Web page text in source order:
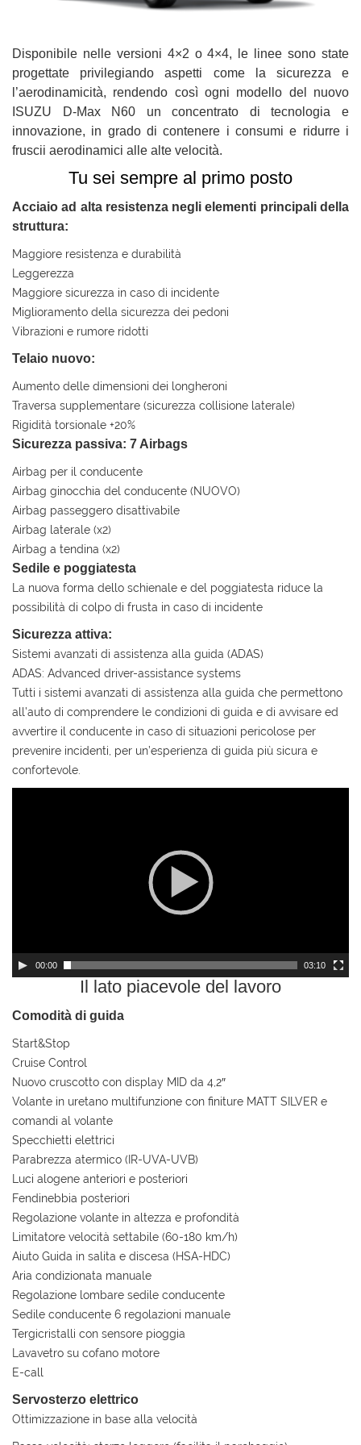
Disponibile nelle versioni 4×2 o 4×4, le linee sono state
progettate privilegiando aspetti come la sicurezza e
l’aerodinamicità, rendendo così ogni modello del nuovo
ISUZU D-Max N60 un concentrato di tecnologia e
innovazione, in grado di contenere i consumi e ridurre i
fruscii aerodinamici alle alte velocità.
Tu sei sempre al primo posto
Acciaio ad alta resistenza negli elementi principali della
struttura:
Maggiore resistenza e durabilità
Leggerezza
Maggiore sicurezza in caso di incidente
Miglioramento della sicurezza dei pedoni
Vibrazioni e rumore ridotti
Telaio nuovo:
Aumento delle dimensioni dei longheroni
Traversa supplementare (sicurezza collisione laterale)
Rigidità torsionale +20%
Sicurezza passiva: 7 Airbags
Airbag per il conducente
Airbag ginocchia del conducente (NUOVO)
Airbag passeggero disattivabile
Airbag laterale (x2)
Airbag a tendina (x2)
Sedile e poggiatesta
La nuova forma dello schienale e del poggiatesta riduce la
possibilità di colpo di frusta in caso di incidente
Sicurezza attiva:
Sistemi avanzati di assistenza alla guida (ADAS)
ADAS: Advanced driver-assistance systems
Tutti i sistemi avanzati di assistenza alla guida che permettono
all’auto di comprendere le condizioni di guida e di avvisare ed
avvertire il conducente in caso di situazioni pericolose per
prevenire incidenti, per un’esperienza di guida più sicura e
confortevole.
00:00 03:10
Il lato piacevole del lavoro
Comodità di guida
Start&Stop
Cruise Control
Nuovo cruscotto con display MID da 4,2″
Volante in uretano multifunzione con finiture MATT SILVER e
comandi al volante
Specchietti elettrici
Parabrezza atermico (IR-UVA-UVB)
Luci alogene anteriori e posteriori
Fendinebbia posteriori
Regolazione volante in altezza e profondità
Limitatore velocità settabile (60-180 km/h)
Aiuto Guida in salita e discesa (HSA-HDC)
Aria condizionata manuale
Regolazione lombare sedile conducente
Sedile conducente 6 regolazioni manuale
Tergicristalli con sensore pioggia
Lavavetro su cofano motore
E-call
Servosterzo elettrico
Ottimizzazione in base alla velocità
di
tracciamento
si
rimanda
alla
cookie
policy.
modificare
le
scelte
in
qualsiasi
momento.
Cookie necessari
Cookie per il miglioramento dell'esperienza utente
Cookie analitici
Leggi
la
policy
Salva
le
impostazioni